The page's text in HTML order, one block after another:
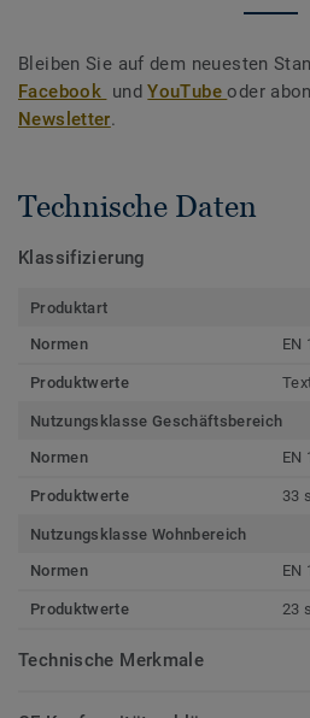
Bleiben Sie auf dem neuesten
Facebook undYouTubeoder
Newsletter.
Technische Daten
Klassifizierung
Produktart
Normen
EN
Produktwerte
Nutzungsklasse Geschäftsbereich
Normen
EN
Produktwerte 33
Nutzungsklasse Wohnbereich
Normen
EN
Produktwerte 23
Technische Merkmale